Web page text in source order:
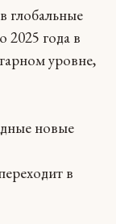
глобальные
2025 года в
уровне,
новые
в